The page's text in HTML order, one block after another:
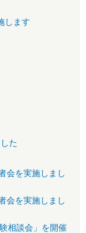
します
た
会を実施しまし
会を実施しまし
相談会」を開催